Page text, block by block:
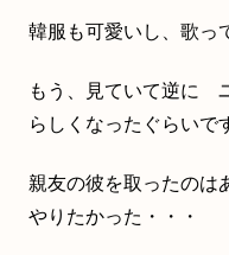
韓服も可愛いし、歌っ
もう、見ていて逆に
らしくなったぐらいで
親友の彼を取ったのは
やりたかった・・・